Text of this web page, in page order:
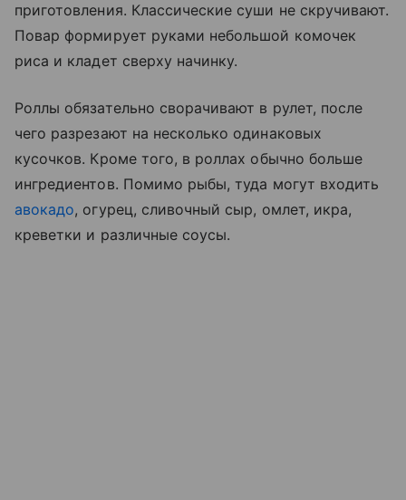
приготовления. Классические суши не скручивают.
Повар формирует руками небольшой комочек
риса и кладет сверху начинку.
Роллы обязательно сворачивают в рулет, после
чего разрезают на несколько одинаковых
кусочков. Кроме того, в роллах обычно больше
ингредиентов. Помимо рыбы, туда могут входить
авокадо, огурец, сливочный сыр, омлет, икра,
креветки и различные соусы.